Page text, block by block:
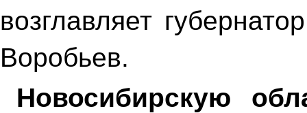
возглавляет
Воробьев.
Новосибирскую